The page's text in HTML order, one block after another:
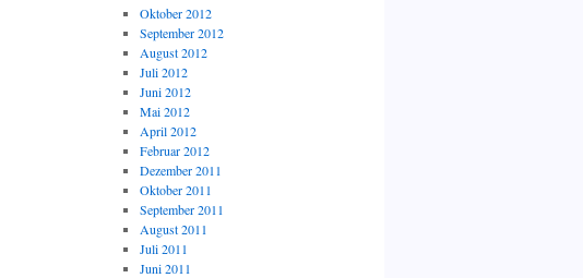
Oktober 2012
September 2012
August 2012
Juli 2012
Juni 2012
Mai 2012
April 2012
Februar 2012
Dezember 2011
Oktober 2011
September 2011
August 2011
Juli 2011
Juni 2011